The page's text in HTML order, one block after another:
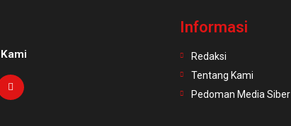
Informasi
Redaksi
Tentang Kami
Pedoman Media Siber